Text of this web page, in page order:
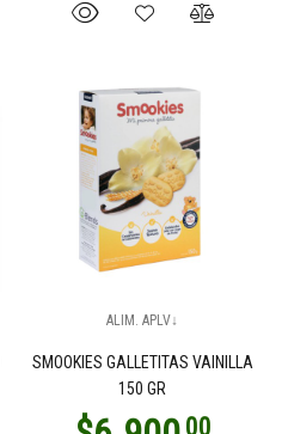
ALIM. APLV↓
SMOOKIES GALLETITAS VAINILLA
150 GR